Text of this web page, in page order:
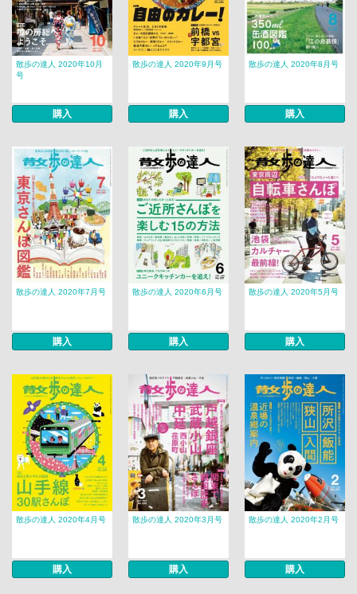
散歩の達人 2020年10月
号
購入
散歩の達人 2020年9月号
購入
散歩の達人 2020年8月号
購入
散歩の達人 2020年7月号
購入
散歩の達人 2020年6月号
購入
散歩の達人 2020年5月号
購入
散歩の達人 2020年4月号
購入
散歩の達人 2020年3月号
購入
散歩の達人 2020年2月号
購入